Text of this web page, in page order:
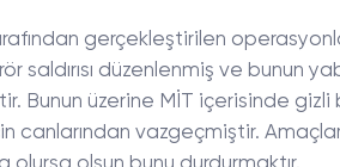
gerçekleştirilen
saldırısı düzenlenmiş ve bunun
Bunun üzerine MİT içerisinde
vazgeçmiştir.